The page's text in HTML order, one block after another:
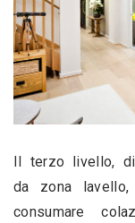
Il terzo livello,
da zona
consumare